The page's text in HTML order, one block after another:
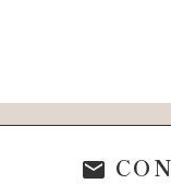
email